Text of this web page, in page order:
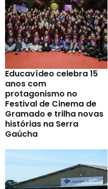
Educavídeo celebra 15
anos com
protagonismo no
Festival de Cinema de
Gramado e trilha novas
histórias na Serra
Gaúcha